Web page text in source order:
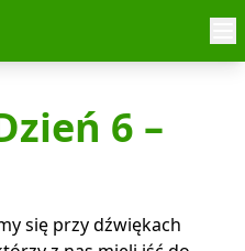
6 –
się przy dźwiękach